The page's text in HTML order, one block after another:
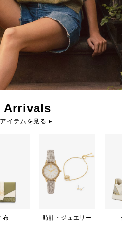
Arrivals
イテムを見る ▸
布 時計・ジュエリー